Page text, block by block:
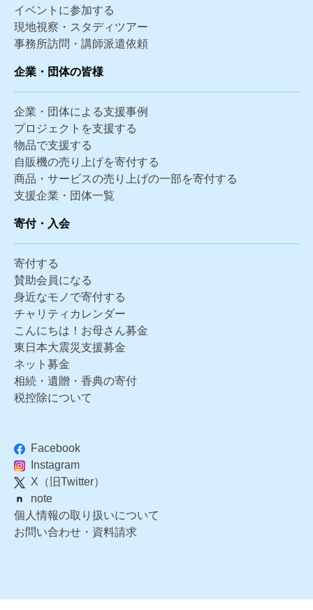
イベントに参加する
現地視察・スタディツアー
事務所訪問・講師派遣依頼
企業・団体の皆様
企業・団体による支援事例
プロジェクトを支援する
物品で支援する
自販機の売り上げを寄付する
商品・サービスの売り上げの一部を寄付する
支援企業・団体一覧
寄付・入会
寄付する
賛助会員になる
身近なモノで寄付する
チャリティカレンダー
こんにちは！お母さん募金
東日本大震災支援募金
ネット募金
相続・遺贈・香典の寄付
税控除について
Facebook
Instagram
X（旧Twitter）
note
個人情報の取り扱いについて
お問い合わせ・資料請求